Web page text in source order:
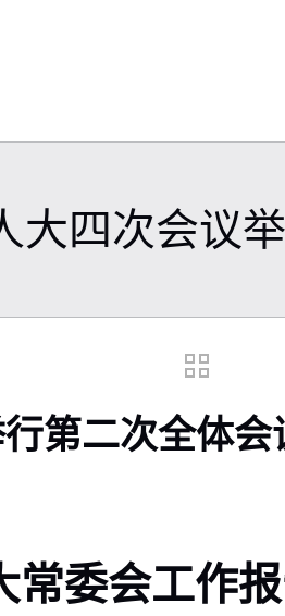
大四次会议
第二次全体会
常委会工作